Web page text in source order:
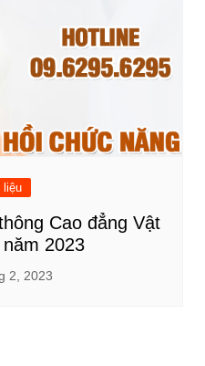
liệu
Cao đẳng Vật
2023
2, 2023